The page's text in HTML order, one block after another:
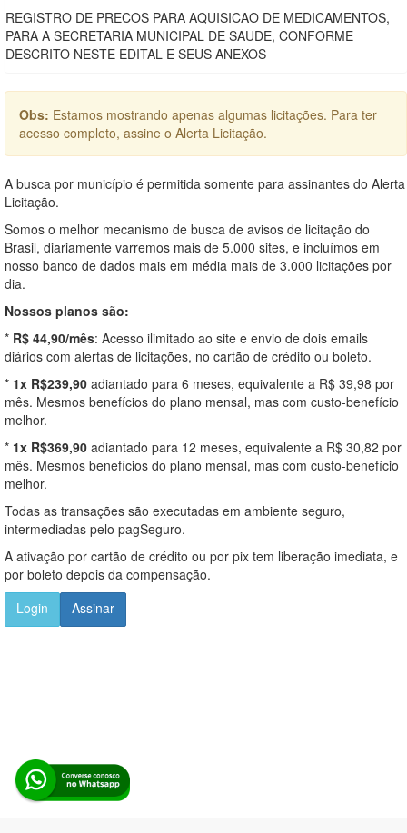
REGISTRO DE PRECOS PARA AQUISICAO DE MEDICAMENTOS,
PARA A SECRETARIA MUNICIPAL DE SAUDE, CONFORME
DESCRITO NESTE EDITAL E SEUS ANEXOS
Obs: Estamos mostrando apenas algumas licitações. Para ter
acesso completo, assine o Alerta Licitação.
A busca por município é permitida somente para assinantes do Alerta
Licitação.
Somos o melhor mecanismo de busca de avisos de licitação do
Brasil, diariamente varremos mais de 5.000 sites, e incluímos em
nosso banco de dados mais em média mais de 3.000 licitações por
dia.
Nossos planos são:
* R$ 44,90/mês: Acesso ilimitado ao site e envio de dois emails
diários com alertas de licitações, no cartão de crédito ou boleto.
* 1x R$239,90 adiantado para 6 meses, equivalente a R$ 39,98 por
mês. Mesmos benefícios do plano mensal, mas com custo-benefício
melhor.
* 1x R$369,90 adiantado para 12 meses, equivalente a R$ 30,82 por
mês. Mesmos benefícios do plano mensal, mas com custo-benefício
melhor.
Todas as transações são executadas em ambiente seguro,
intermediadas pelo pagSeguro.
A ativação por cartão de crédito ou por pix tem liberação imediata, e
por boleto depois da compensação.
Login
Assinar